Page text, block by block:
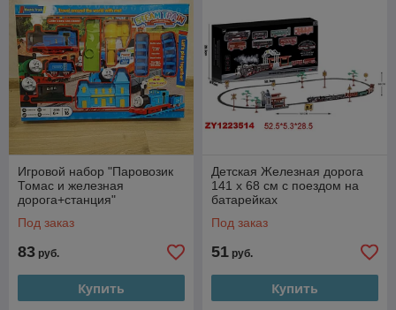
Игровой набор "Паровозик
Томас и железная
дорога+станция"
Под заказ
83 руб.
Купить
Детская Железная дорога
141 х 68 см с поездом на
батарейках
Под заказ
51 руб.
Купить